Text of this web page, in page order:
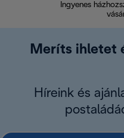
Ingyenes
Meríts ihletet
Híreink és